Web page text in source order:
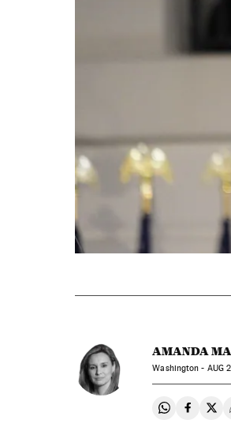
AMANDA
Washington - AUG
Compartir